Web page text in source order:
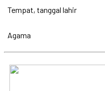
Tempat, tanggal lahir
Agama